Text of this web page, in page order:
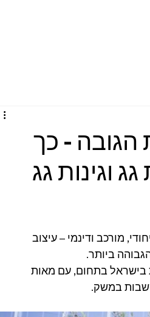
הגובה - כך
וגינות גג
מורכב ודינמי – עיצוב
ביותר.
בישראל בתחום, עם מאות
במשק.